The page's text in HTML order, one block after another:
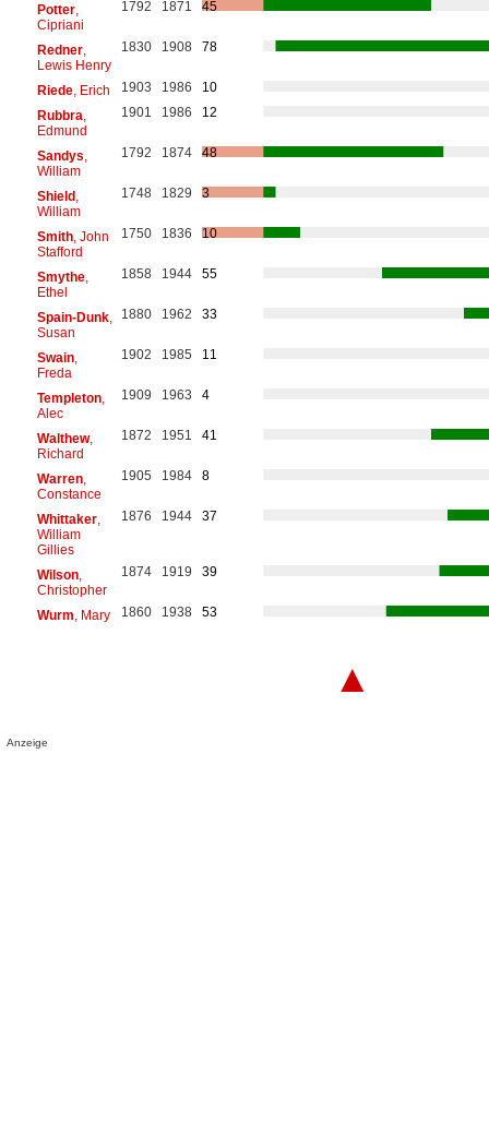
Potter,
Cipriani
1792 1871 45
Redner,
Lewis Henry
1830 1908 78
Riede, Erich 1903 1986
10
Rubbra
Edmund
1901 1986 12
Sandys
William
1792 1874 48
Shield,
William
1748 1829 3
Smith, John
Stafford
1750 1836 10
Smythe,
Ethel
1858 1944 55
Spain-Dunk,
Susan
1880 1962 33
Swain,
Freda
1902 1985 11
Templeton,
Alec
1909 1963 4
Walthew,
Richard
1872 1951 41
Warren,
Constance
1905 1984 8
Whittaker,
William
Gillies
1876 1944 37
Wilson,
Christopher
1874 1919 39
Wurm , Mary 1860 1938 53
▲
Anzeige